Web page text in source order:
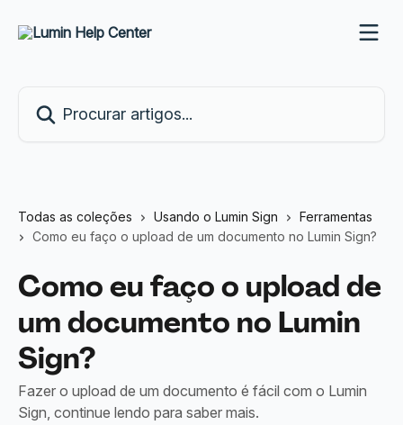
Todas as coleções Usando o Lumin Sign
Ferramentas
Como eu faço o upload de um documento no Lumin Sign?
Como eu faço o upload de
um documento no Lumin
Sign?
Fazer o upload de um documento é fácil com o Lumin
Sign, continue lendo para saber mais.